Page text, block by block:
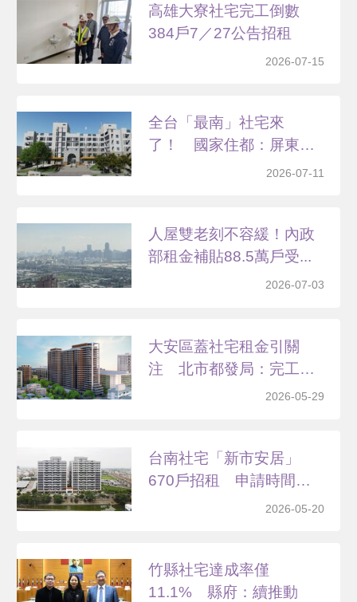
高雄大寮社宅完工倒數
384戶7／27公告招租
2026-07-15
全台「最南」社宅來
了！ 國家住都：屏東
2026-07-11
人屋雙老刻不容緩！內政
部租金補貼88.5萬戶受...
2026-07-03
大安區蓋社宅租金引關
注 北市都發局：完工前
2026-05-29
台南社宅「新市安居」
670戶招租 申請時間、
2026-05-20
竹縣社宅達成率僅
11.1% 縣府：續推動